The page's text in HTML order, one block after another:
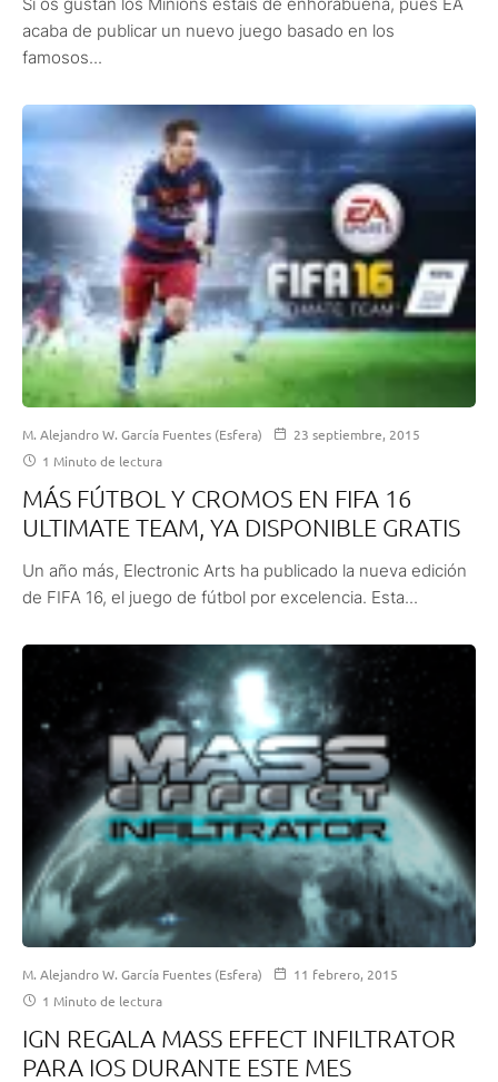
acaba de publicar un nuevo juego basado en los
famosos...
M. Alejandro W. García Fuentes (Esfera)
23 septiembre, 2015
1 Minuto de lectura
MÁS FÚTBOL Y CROMOS EN FIFA 16
ULTIMATE TEAM, YA DISPONIBLE GRATIS
Un año más, Electronic Arts ha publicado la nueva edición
de FIFA 16, el juego de fútbol por excelencia. Esta...
M. Alejandro W. García Fuentes (Esfera)
11 febrero, 2015
1 Minuto de lectura
IGN REGALA MASS EFFECT INFILTRATOR
PARA IOS DURANTE ESTE MES